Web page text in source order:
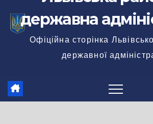
державна
Офіційна сторінка
державної